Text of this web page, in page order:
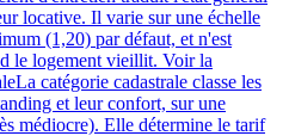
locative. Il varie sur une échelle
(1,20) par défaut, et n'est
le logement vieillit. Voir la
La catégorie cadastrale classe les
et leur confort, sur une
médiocre). Elle détermine le tarif